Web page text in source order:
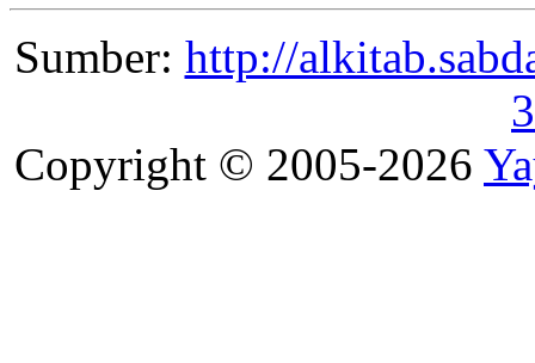
Sumber: http://
Copyright © 2005-2026